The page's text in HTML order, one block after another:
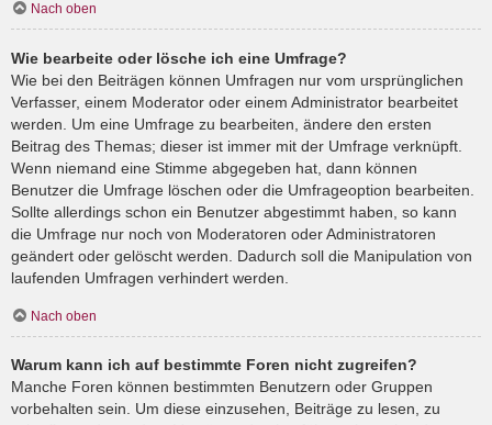
Nach oben
Wie bearbeite oder lösche ich eine Umfrage?
Wie bei den Beiträgen können Umfragen nur vom ursprünglichen
Verfasser, einem Moderator oder einem Administrator bearbeitet
werden. Um eine Umfrage zu bearbeiten, ändere den ersten
Beitrag des Themas; dieser ist immer mit der Umfrage verknüpft.
Wenn niemand eine Stimme abgegeben hat, dann können
Benutzer die Umfrage löschen oder die Umfrageoption bearbeiten.
Sollte allerdings schon ein Benutzer abgestimmt haben, so kann
die Umfrage nur noch von Moderatoren oder Administratoren
geändert oder gelöscht werden. Dadurch soll die Manipulation von
laufenden Umfragen verhindert werden.
Nach oben
Warum kann ich auf bestimmte Foren nicht zugreifen?
Manche Foren können bestimmten Benutzern oder Gruppen
vorbehalten sein. Um diese einzusehen, Beiträge zu lesen, zu